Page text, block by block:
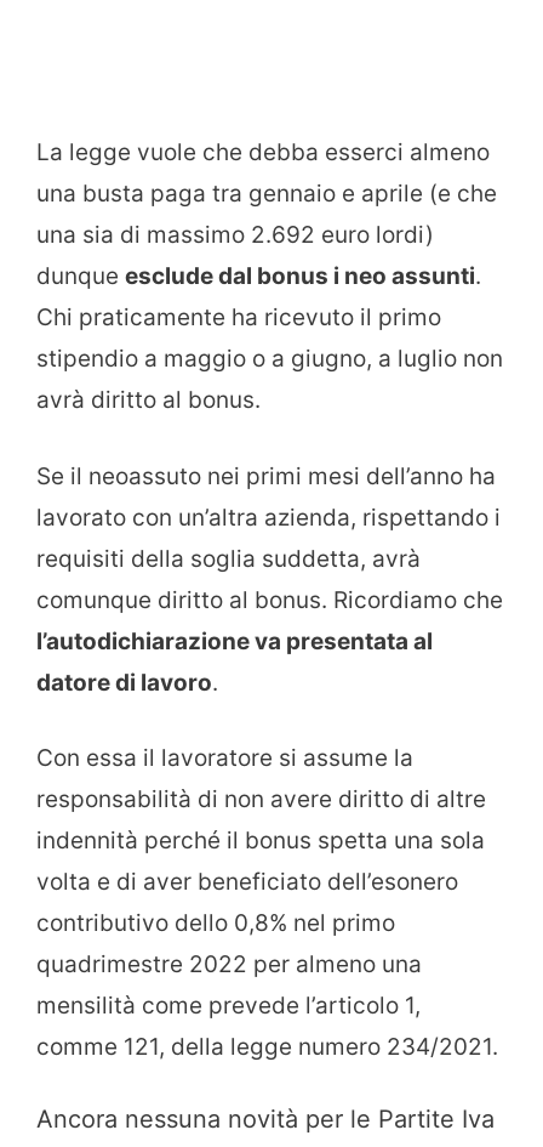
La legge vuole che debba esserci almeno
una busta paga tra gennaio e aprile (e che
una sia di massimo 2.692 euro lordi)
dunque esclude dal bonus i neo assunti.
Chi praticamente ha ricevuto il primo
stipendio a maggio o a giugno, a luglio non
avrà diritto al bonus.
Se il neoassuto nei primi mesi dell’anno ha
lavorato con un’altra azienda, rispettando i
requisiti della soglia suddetta, avrà
comunque diritto al bonus. Ricordiamo che
l’autodichiarazione va presentata al
datore di lavoro.
Con essa il lavoratore si assume la
responsabilità di non avere diritto di altre
indennità perché il bonus spetta una sola
volta e di aver beneficiato dell’esonero
contributivo dello 0,8% nel primo
quadrimestre 2022 per almeno una
mensilità come prevede l’articolo 1,
comme 121, della legge numero 234/2021.
Ancora nessuna novità per le Partite Iva